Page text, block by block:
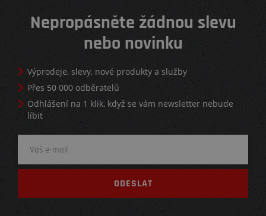
Nepropásněte žádnou slevu
nebo novinku
Výprodeje, slevy, nové produkty a služby
Přes 50 000 odběratelů
Odhlášení na 1 klik, když se vám newsletter nebude
líbit